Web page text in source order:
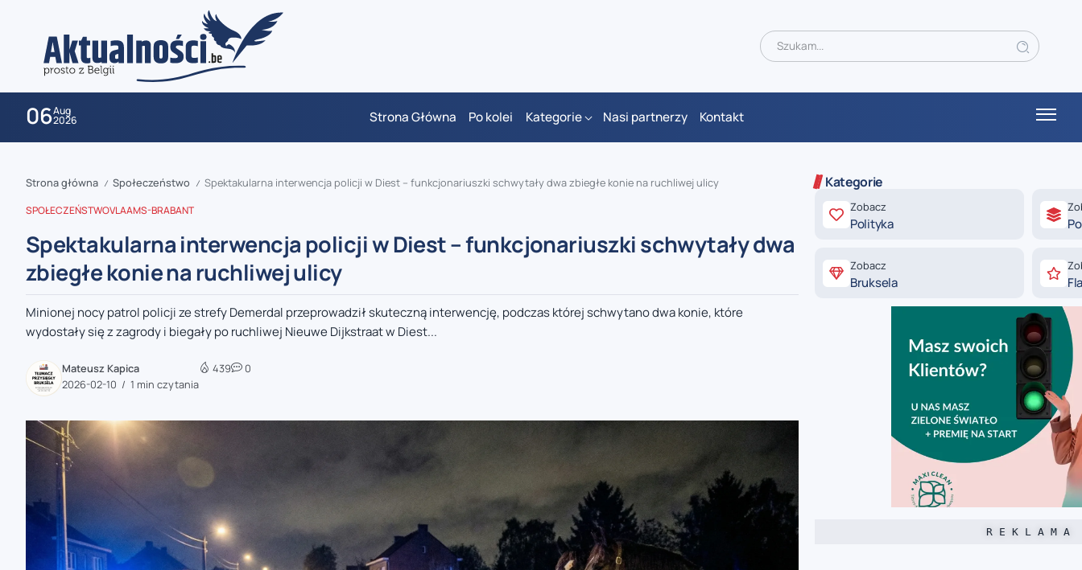
06Aug
2026 Strona Główna Po kolei Kategorie Nasi partnerzy Kontakt
zaobserwuj nas
zaobserwuj nas
zaobserwuj nas
zaobserwuj nas
zaobserwuj nas
Strona główna / Społeczeństwo / Spektakularna interwencja policji w Diest – funkcjonariuszki schwytały dwa zbiegłe konie na ruchliwej ulicy
SPOŁECZEŃSTWOVLAAMS-BRABANT
Spektakularna interwencja policji w Diest – funkcjonariuszki schwytały dwa
zbiegłe konie na ruchliwej ulicy
Minionej nocy patrol policji ze strefy Demerdal przeprowadził skuteczną interwencję, podczas której schwytano dwa konie, które
wydostały się z zagrody i biegały po ruchliwej Nieuwe Dijkstraat w Diest...
Mateusz Kapica
2026-02-10
1 min czytania
439 0
Kategorie
Zobacz
Polityka
Zobacz
Bruksela
R E K L A M A